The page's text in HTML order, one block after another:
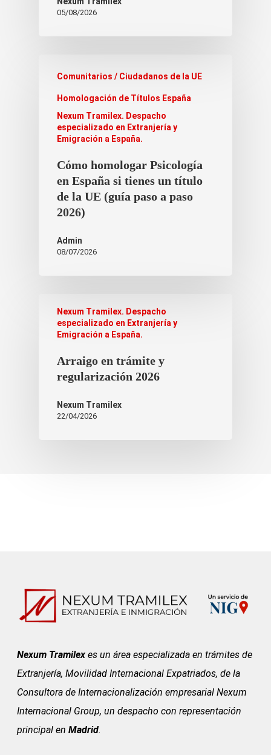
05/08/2026
Comunitarios / Ciudadanos de la UE
Homologación de Títulos España
Nexum Tramilex. Despacho
especializado en Extranjería y
Emigración a España.
Cómo homologar Psicología
en España si tienes un título
de la UE (guía paso a paso
2026)
Admin
08/07/2026
Nexum Tramilex. Despacho
especializado en Extranjería y
Emigración a España.
Arraigo en trámite y
regularización 2026
Nexum Tramilex
22/04/2026
Nexum Tramilex es un área especializada en trámites de
Extranjería, Movilidad Internacional Expatriados, de la
Consultora de Internacionalización empresarial Nexum
Internacional Group, un despacho con representación
principal en Madrid.